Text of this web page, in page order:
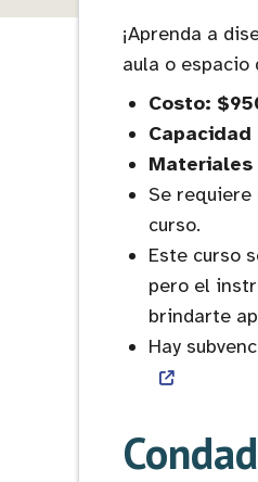
¡Aprenda a
aula o espacio
Costo:
Se
curso.
Este curso
pero el
brindarte
Hay